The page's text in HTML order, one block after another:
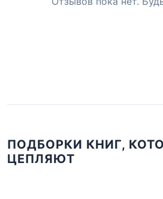
ПОДБОРКИ КНИГ,
ЦЕПЛЯЮТ